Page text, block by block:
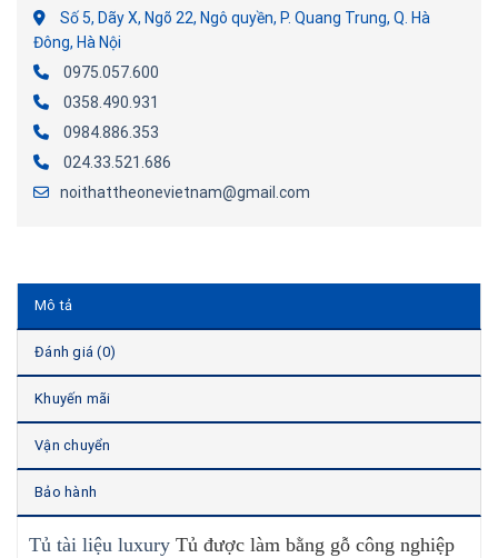
Số 5, Dãy X, Ngõ 22, Ngô quyền, P. Quang Trung, Q. Hà
Đông, Hà Nội
0975.057.600
0358.490.931
0984.886.353
024.33.521.686
noithattheonevietnam@gmail.com
Mô tả
Đánh giá (0)
Khuyến mãi
Vận chuyển
Bảo hành
Tủ tài liệu luxury Tủ được làm bằng gỗ công nghiệp